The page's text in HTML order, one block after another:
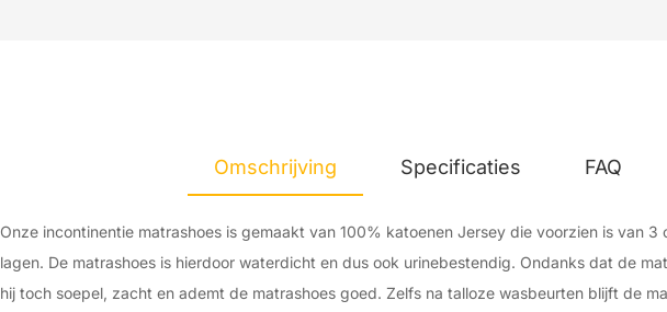
Omschrijving
Onze incontinentie matrashoes is gemaakt van 100% katoenen Jersey die voorzien is van 3
lagen. De matrashoes is hierdoor waterdicht en dus ook urinebestendig. Ondanks dat de
hij toch soepel, zacht en ademt de matrashoes goed. Zelfs na talloze wasbeurten blijft de
Specificaties FAQ